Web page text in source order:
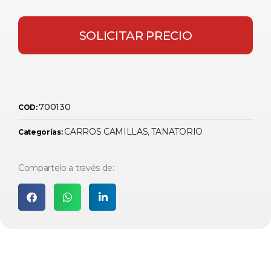
SOLICITAR PRECIO
COD:700130
Categorías: CARROS CAMILLAS, TANATORIO
Compartelo a través de: